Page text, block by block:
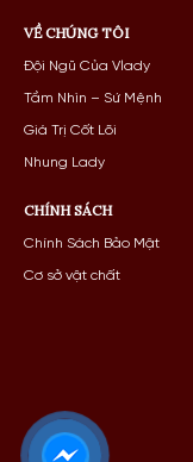
VỀ CHÚNG TÔI
Đội Ngũ Của Vlady
Tầm Nhìn – Sứ Mệnh
Giá Trị Cốt Lõi
Nhung Lady
CHÍNH SÁCH
Chính Sách Bảo Mật
Cơ sở vật chất